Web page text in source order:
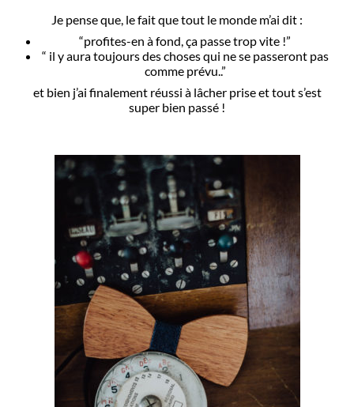
Je pense que, le fait que tout le monde m’ai dit :
“profites-en à fond, ça passe trop vite !”
“ il y aura toujours des choses qui ne se passeront pas
comme prévu..”
et bien j’ai finalement réussi à lâcher prise et tout s’est
super bien passé !